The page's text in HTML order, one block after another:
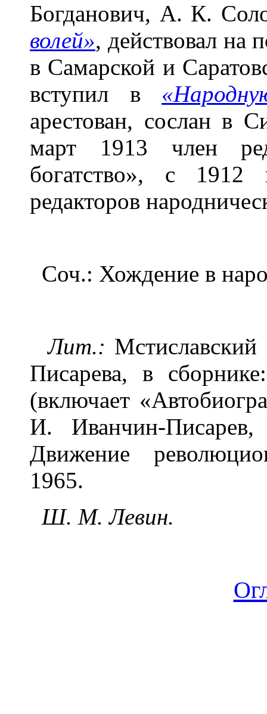
Богданович, А. К.
волей», действовал на
в Самарской и
вступил в
арестован, сослан в
март 1913 член
богатство», с
редакторов
Соч.: Хождение в
Лит.:
Писарева, в
(включает
И. Иванчин-
Движение
1965.
Ш. М. Левин.